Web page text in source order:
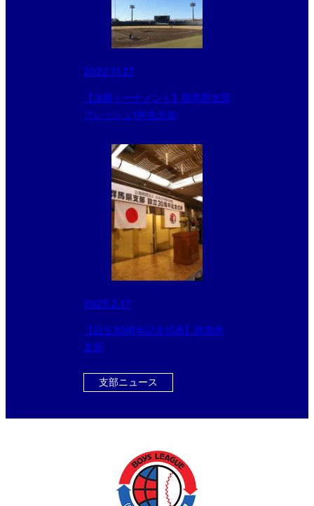
2022.11.27
【決勝トーナメント】群馬県支部
フレッシュ1年生大会
2025.2.17
【設立30周年記念式典】群馬県
支部
支部ニュース